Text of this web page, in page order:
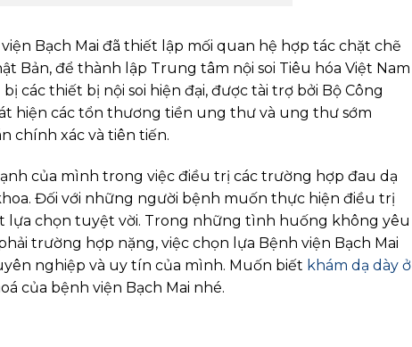
Bạch Mai đã thiết lập mối quan hệ hợp tác chặt chẽ
Bản, để thành lập Trung tâm nội soi Tiêu hóa Việt Nam
các thiết bị nội soi hiện đại, được tài trợ bởi Bộ Công
hiện các tổn thương tiền ung thư và ung thư sớm
chính xác và tiên tiến.
của mình trong việc điều trị các trường hợp đau dạ
Đối với những người bệnh muốn thực hiện điều trị
lựa chọn tuyệt vời. Trong những tình huống không yêu
trường hợp nặng, việc chọn lựa Bệnh viện Bạch Mai
nghiệp và uy tín của mình. Muốn biết khám dạ dày ở
của bệnh viện Bạch Mai nhé.